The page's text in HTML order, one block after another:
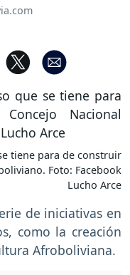
tiene para de construir
Foto: Facebook
Lucho Arce
de iniciativas en
como la creación
Afroboliviana.